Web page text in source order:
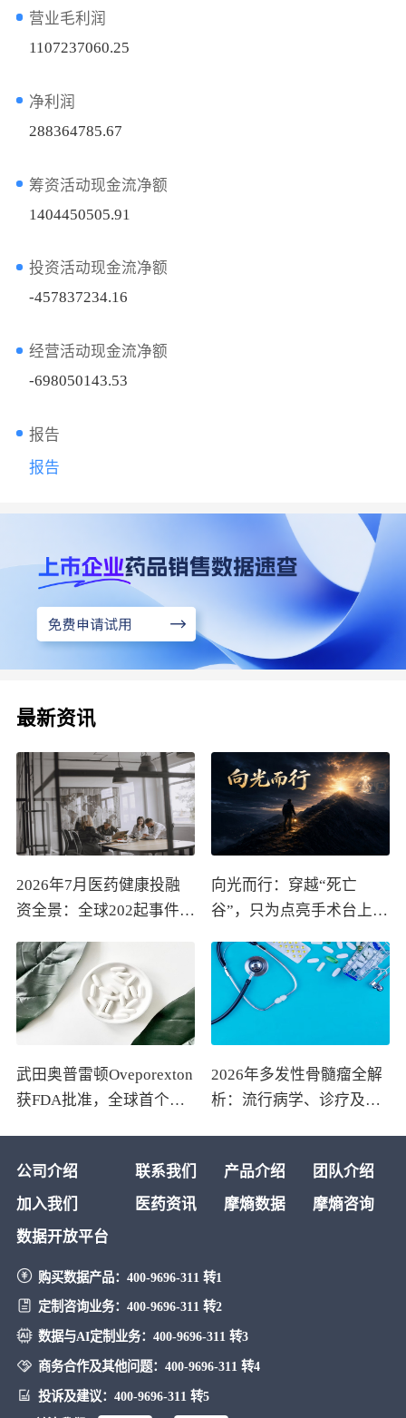
营业毛利润
1107237060.25
净利润
288364785.67
筹资活动现金流净额
1404450505.91
投资活动现金流净额
-457837234.16
经营活动现金流净额
-698050143.53
报告
报告
最新资讯
2026年7月医药健康投融
资全景：全球202起事件、
药研发双赛道吸金564亿
向光而行：穿越“死亡
谷”，只为点亮手术台上的
武田奥普雷顿Oveporexton
获FDA批准，全球首个靶
2026年多发性骨髓瘤全解
析：流行病学、诊疗及医
公司介绍 联系我们 产品介绍
团队介绍
加入我们
医药资讯 摩熵数据
摩熵咨询
数据开放平台
购买数据产品： 400-9696-311 转1
定制咨询业务： 400-9696-311 转2
数据与AI定制业务： 400-9696-311 转3
商务合作及其他问题： 400-9696-311 转4
投诉及建议： 400-9696-311 转5